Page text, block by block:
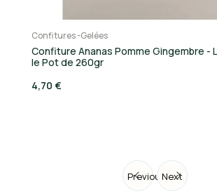
Previous
Confitures -Gelées
Confiture Ananas Pomme Gingembre -
le Pot de 260gr
4,70 €
Next